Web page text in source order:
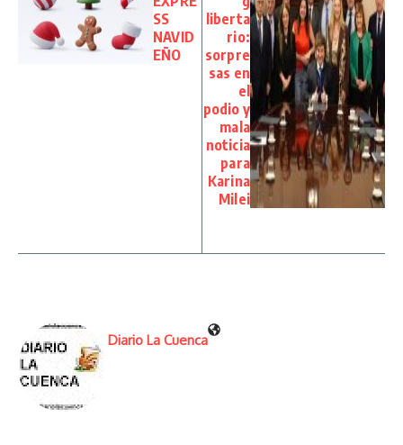
SS
NAVID
EÑO
liberta
rio:
sorpre
sas en
el
podio y
mala
noticia
para
Karina
Milei
Diario La Cuenca